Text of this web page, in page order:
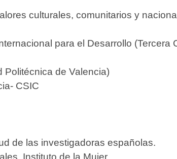
culturales, comunitarios y
para el Desarrollo (Tercera
Politécnica de Valencia)
CSIC
de las investigadoras españolas.
Instituto de la Mujer.